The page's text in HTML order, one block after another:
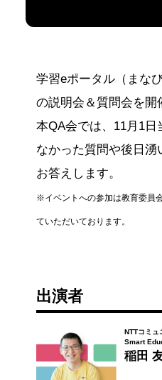
学習eポータル（まな
の説明会＆質問会を開
本QA会では、11月1
なかった質問や後日湧
お答えします。
※イベントへの参加は教育委員
ていただいております。
出演者
NTTコミュ
Smart
稲田